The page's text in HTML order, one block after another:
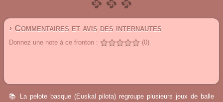
› Commentaires et avis des internautes
Donnez une note à ce fronton : (0)
📚 La pelote basque (Euskal pilota) regroupe plusieurs jeux de balle